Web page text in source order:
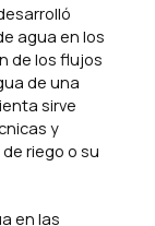
agua en los
de los flujos
de una
sirve
y
riego o su
en las